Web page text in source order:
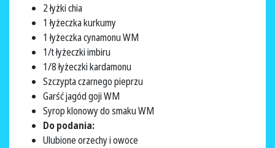
2 łyżki chia
1 łyżeczka kurkumy
1 łyżeczka cynamonu WM
1/t łyżeczki imbiru
1/8 łyżeczki kardamonu
Szczypta czarnego pieprzu
Garść jagód goji WM
Syrop klonowy do smaku WM
Do podania:
Ulubione orzechy i owoce